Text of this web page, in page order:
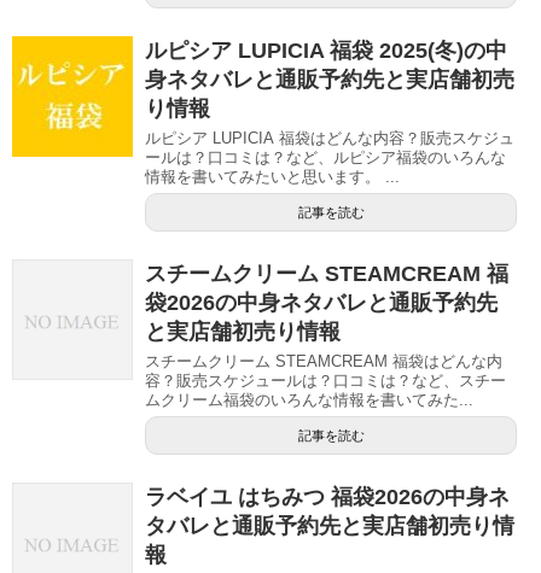
ルピシア LUPICIA 福袋 2025(冬)の中
身ネタバレと通販予約先と実店舗初売
り情報
ルピシア LUPICIA 福袋はどんな内容？販売スケジュ
ールは？口コミは？など、ルピシア福袋のいろんな
情報を書いてみたいと思います。 ...
記事を読む
スチームクリーム STEAMCREAM 福
袋2026の中身ネタバレと通販予約先
と実店舗初売り情報
スチームクリーム STEAMCREAM 福袋はどんな内
容？販売スケジュールは？口コミは？など、スチー
ムクリーム福袋のいろんな情報を書いてみた...
記事を読む
ラベイユ はちみつ 福袋2026の中身ネ
タバレと通販予約先と実店舗初売り情
報